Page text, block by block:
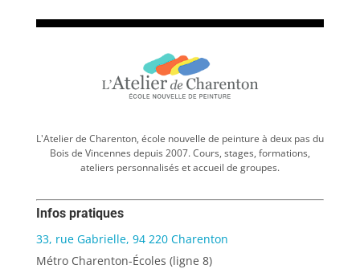
L'Atelier de Charenton, école nouvelle de peinture à deux pas du
Bois de Vincennes depuis 2007. Cours, stages, formations,
ateliers personnalisés et accueil de groupes.
Infos pratiques
33, rue Gabrielle, 94 220 Charenton
Métro Charenton-Écoles (ligne 8)